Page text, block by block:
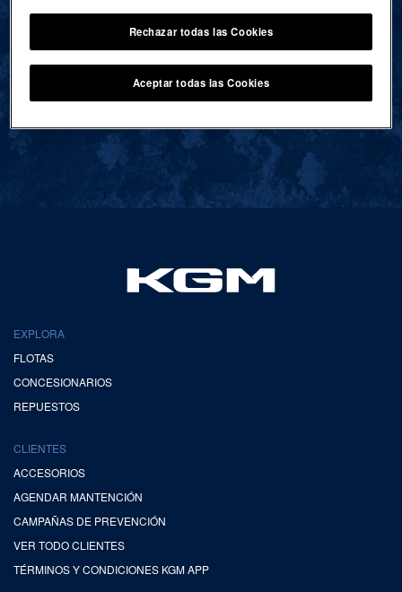
VOLVER AL INICIO
EXPLORA
FLOTAS
CONCESIONARIOS
REPUESTOS
CLIENTES
ACCESORIOS
AGENDAR MANTENCIÓN
CAMPAÑAS DE PREVENCIÓN
VER TODO CLIENTES
TÉRMINOS Y CONDICIONES KGM APP
Rechazar todas las Cookies
Aceptar todas las Cookies